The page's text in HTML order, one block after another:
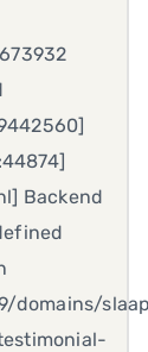
Backend
domains/